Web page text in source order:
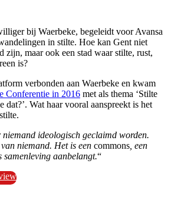
bij Waerbeke, begeleidt voor Avansa
in stilte. Hoe kan Gent niet
zijn, maar ook een stad waar stilte, rust,
is?
verbonden aan Waerbeke en kwam
Conferentie in 2016 met als thema ‘Stilte
dat?’. Wat haar vooral aanspreekt is het
niemand ideologisch geclaimd worden.
niemand. Het is een commons , een
samenleving aanbelangt.“